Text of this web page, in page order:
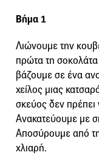
Βήμα 1
Λιώνουμε την
πρώτα τη
βάζουμε σε ένα
χείλος μιας
σκεύος δεν
Ανακατεύουμε με
Αποσύρουμε από
χλιαρή.